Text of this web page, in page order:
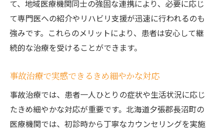
て、地域医療機関同士の強固な連携により、必要に応じ
て専門医への紹介やリハビリ支援が迅速に行われるのも
強みです。これらのメリットにより、患者は安心して継
続的な治療を受けることができます。
事故治療で実感できるきめ細やかな対応
事故治療では、患者一人ひとりの症状や生活状況に応じ
たきめ細やかな対応が重要です。北海道夕張郡長沼町の
医療機関では、初診時から丁寧なカウンセリングを実施